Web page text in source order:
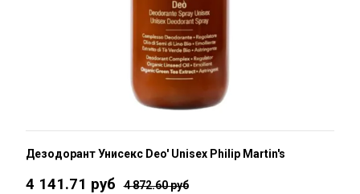
Дезодорант Унисекс Deo' Unisex Philip Martin's
4 141.71 руб 4 872.60 руб